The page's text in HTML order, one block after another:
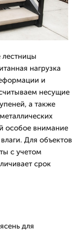
лестницы
нагрузка
и
несущие
а также
особое внимание
Для объектов
с учетом
срок
для